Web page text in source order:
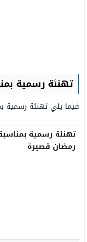
تهنئة رسمية
فيما يلي تهنئة رسمية
تهنئة رسمية
رمضان قصيرة